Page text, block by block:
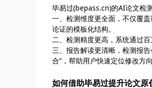
毕易过(bepass.cn)的AI论文检
一、检测维度更全面，不仅覆
论证的模板化结构。
二、检测精度更高，系统通过
三、报告解读更清晰，检测报
合”，帮助用户快速定位修改方
如何借助毕易过提升论文原